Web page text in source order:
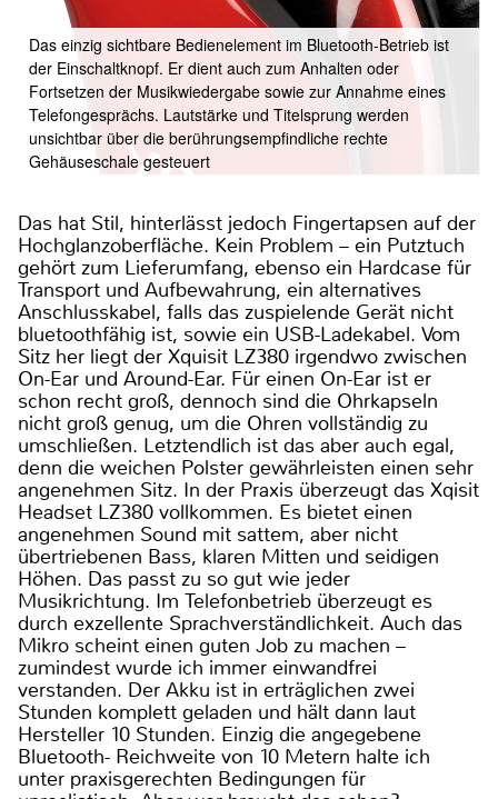
Das einzig sichtbare Bedienelement im Bluetooth-Betrieb ist
der Einschaltknopf. Er dient auch zum Anhalten oder
Fortsetzen der Musikwiedergabe sowie zur Annahme eines
Telefongesprächs. Lautstärke und Titelsprung werden
unsichtbar über die berührungsempfindliche rechte
Gehäuseschale gesteuert
Das hat Stil, hinterlässt jedoch Fingertapsen auf der
Hochglanzoberfläche. Kein Problem – ein Putztuch
gehört zum Lieferumfang, ebenso ein Hardcase für
Transport und Aufbewahrung, ein alternatives
Anschlusskabel, falls das zuspielende Gerät nicht
bluetoothfähig ist, sowie ein USB-Ladekabel. Vom
Sitz her liegt der Xquisit LZ380 irgendwo zwischen
On-Ear und Around-Ear. Für einen On-Ear ist er
schon recht groß, dennoch sind die Ohrkapseln
nicht groß genug, um die Ohren vollständig zu
umschließen. Letztendlich ist das aber auch egal,
denn die weichen Polster gewährleisten einen sehr
angenehmen Sitz. In der Praxis überzeugt das Xqisit
Headset LZ380 vollkommen. Es bietet einen
angenehmen Sound mit sattem, aber nicht
übertriebenen Bass, klaren Mitten und seidigen
Höhen. Das passt zu so gut wie jeder
Musikrichtung. Im Telefonbetrieb überzeugt es
durch exzellente Sprachverständlichkeit. Auch das
Mikro scheint einen guten Job zu machen –
zumindest wurde ich immer einwandfrei
verstanden. Der Akku ist in erträglichen zwei
Stunden komplett geladen und hält dann laut
Hersteller 10 Stunden. Einzig die angegebene
Bluetooth- Reichweite von 10 Metern halte ich
unter praxisgerechten Bedingungen für